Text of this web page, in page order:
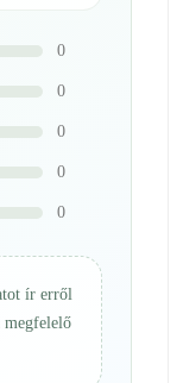
0
0
0
0
0
ír erről
megfelelő